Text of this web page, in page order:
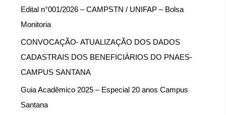
Edital n°001/2026 – CAMPSTN / UNIFAP – Bolsa
Monitoria
CONVOCAÇÃO- ATUALIZAÇÃO DOS DADOS
CADASTRAIS DOS BENEFICIÁRIOS DO PNAES-
CAMPUS SANTANA
Guia Acadêmico 2025 – Especial 20 anos Campus
Santana